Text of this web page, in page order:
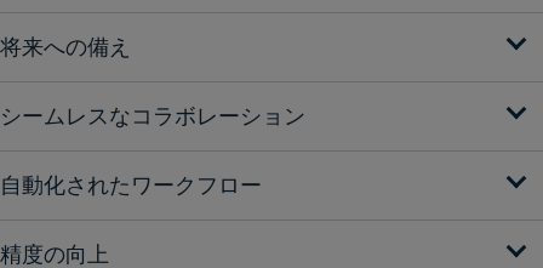
将来への備え
シームレスなコラボレーション
自動化されたワークフロー
精度の向上